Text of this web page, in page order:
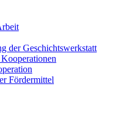
der Geschichtswerkstatt
Fördermittel